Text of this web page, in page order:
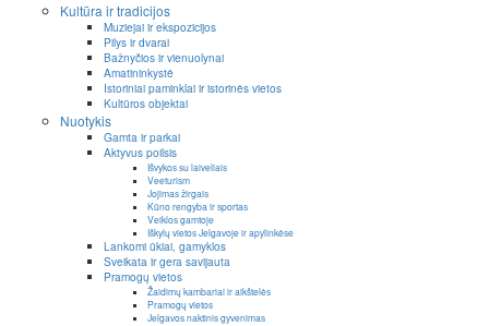
Kultūra ir tradicijos
Muziejai ir ekspozicijos
Pilys ir dvarai
Bažnyčios ir vienuolynai
Amatininkystė
Istoriniai paminklai ir istorinės vietos
Kultūros objektai
Nuotykis
Gamta ir parkai
Aktyvus poilsis
Išvykos su laiveliais
Veeturism
Jojimas žirgais
Kūno rengyba ir sportas
Veiklos gamtoje
Iškylų vietos Jelgavoje ir apylinkėse
Lankomi ūkiai, gamyklos
Sveikata ir gera savijauta
Pramogų vietos
Žaidimų kambariai ir aikštelės
Pramogų vietos
Jelgavos naktinis gyvenimas